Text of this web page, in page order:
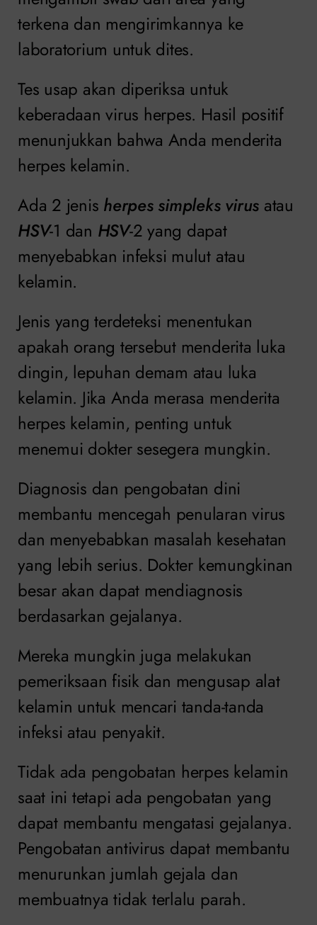
terkena dan mengirimkannya ke
laboratorium untuk dites.
Tes usap akan diperiksa untuk
keberadaan virus herpes. Hasil positif
menunjukkan bahwa Anda menderita
herpes kelamin.
Ada 2 jenis herpes simpleks virus atau
HSV-1 dan HSV-2 yang dapat
menyebabkan infeksi mulut atau
kelamin.
Jenis yang terdeteksi menentukan
apakah orang tersebut menderita luka
dingin, lepuhan demam atau luka
kelamin. Jika Anda merasa menderita
herpes kelamin, penting untuk
menemui dokter sesegera mungkin.
Diagnosis dan pengobatan dini
membantu mencegah penularan virus
dan menyebabkan masalah kesehatan
yang lebih serius. Dokter kemungkinan
besar akan dapat mendiagnosis
berdasarkan gejalanya.
Mereka mungkin juga melakukan
pemeriksaan fisik dan mengusap alat
kelamin untuk mencari tanda-tanda
infeksi atau penyakit.
Tidak ada pengobatan herpes kelamin
saat ini tetapi ada pengobatan yang
dapat membantu mengatasi gejalanya.
Pengobatan antivirus dapat membantu
menurunkan jumlah gejala dan
membuatnya tidak terlalu parah.